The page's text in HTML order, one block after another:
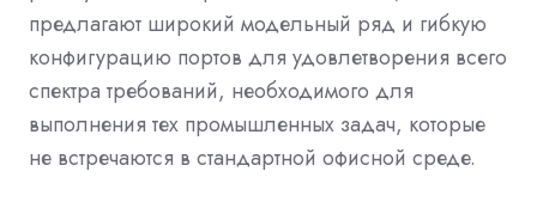
предлагают широкий модельный ряд и гибкую
конфигурацию портов для удовлетворения всего
спектра требований, необходимого для
выполнения тех промышленных задач, которые
не встречаются в стандартной офисной среде.